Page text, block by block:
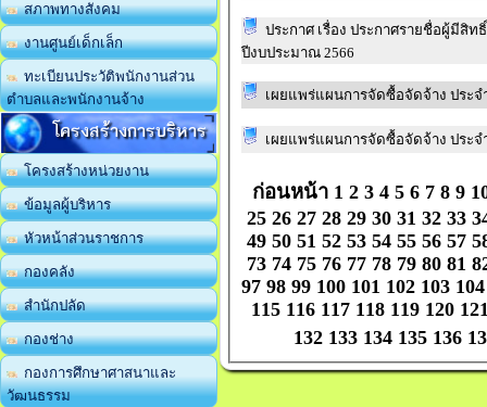
สภาพทางสังคม
งานศูนย์เด็กเล็ก
ทะเบียนประวัติพนักงานส่วน
ตำบลและพนักงานจ้าง
โครงสร้างการบริหาร
โครงสร้างหน่วยงาน
ข้อมูลผู้บริหาร
หัวหน้าส่วนราชการ
กองคลัง
สำนักปลัด
กองช่าง
กองการศึกษาศาสนาและ
วัฒนธรรม
ประกาศ เรื่อง ประกาศรายชื่อผู้มีสิท
ปีงบประมาณ 2566
เผยแพร่แผนการจัดซื้อจัดจ้าง ประจ
เผยแพร่แผนการจัดซื้อจัดจ้าง ประจ
ก่อนหน้า 1 2 3 4 5 6 7 8 9
25 26 27 28 29 30 31 32 33
49 50 51 52 53 54 55 56 57
73 74 75 76 77 78 79 80 81
97 98 99 100 101 102 103 104
115 116 117 118 119 120
132 133 134 135 136